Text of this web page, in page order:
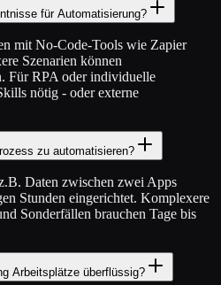
für Automatisierung?
mit No-Code-Tools wie Zapier
Szenarien können
Für RPA oder individuelle
nötig - oder externe
zu automatisieren?
Daten zwischen zwei Apps
Stunden eingerichtet. Komplexere
Sonderfällen brauchen Tage bis
Arbeitsplätze überflüssig?